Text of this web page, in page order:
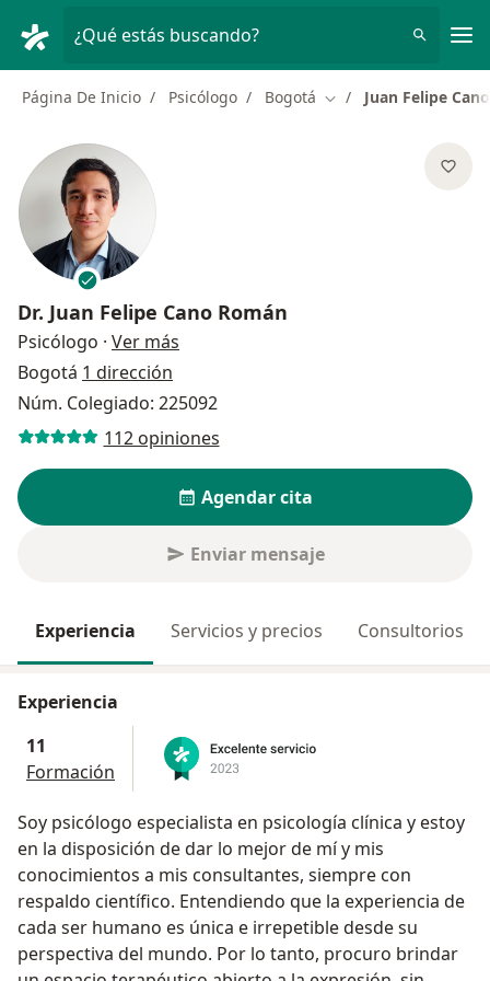
¿Qué estás buscando?
Página De Inicio Psicólogo Bogotá Cambiar de ciudad
Juan Felipe
Dr. Juan Felipe Cano Román
Psicólogo · Ver más
Bogotá 1 dirección
Núm. Colegiado: 225092
112 opiniones
Agendar cita
Enviar mensaje
Experiencia Servicios y precios Consultorios
Experiencia
11
Formación
Soy psicólogo especialista en psicología clínica y estoy
en la disposición de dar lo mejor de mí y mis
conocimientos a mis consultantes, siempre con
respaldo científico. Entendiendo que la experiencia de
cada ser humano es única e irrepetible desde su
perspectiva del mundo. Por lo tanto, procuro brindar